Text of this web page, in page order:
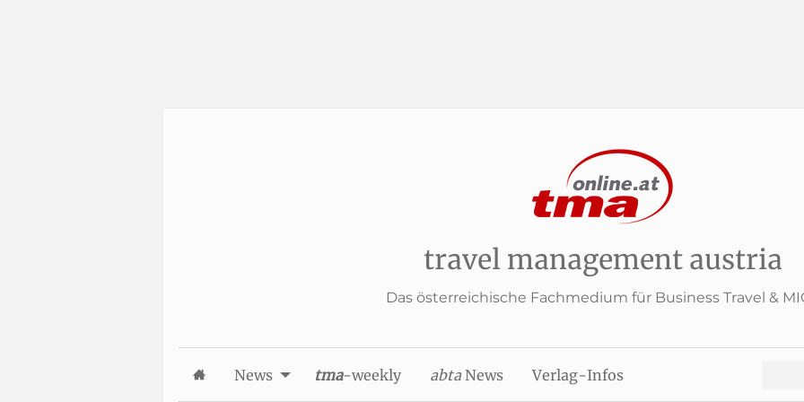
travel management austria
Das österreichische Fachmedium für Business Travel &
News tma-weekly abtaNews Verlag-Infos